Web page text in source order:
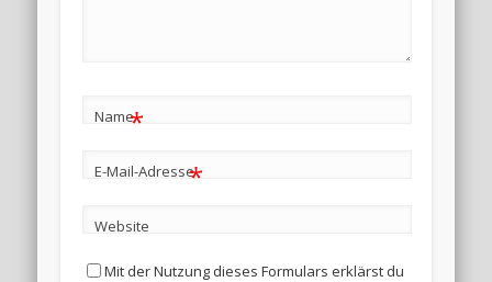
Name*
E-Mail-Adresse*
Website
Mit der Nutzung dieses Formulars erklärst du